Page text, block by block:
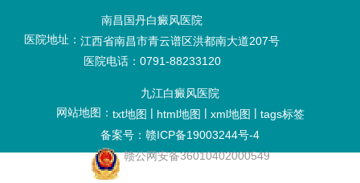
南昌国丹白癜风医院
医院地址： 江西省南昌市青云谱区洪都南大道207号
医院电话：0791-88233120
九江白癜风医院
网站地图： txt地图 | html地图 | xml地图 | tags标签
备案号：赣ICP备19003244号-4
赣公网安备36010402000549